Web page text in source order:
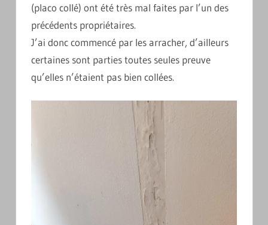
(placo collé) ont été très mal faites par l’un des
précédents propriétaires.
J’ai donc commencé par les arracher, d’ailleurs
certaines sont parties toutes seules preuve
qu’elles n’étaient pas bien collées.